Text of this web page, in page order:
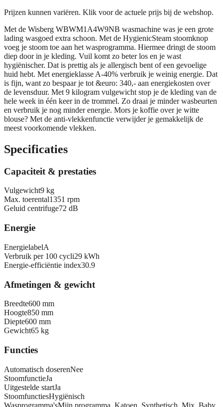
Prijzen kunnen variëren. Klik voor de actuele prijs bij de webshop.
Met de Wisberg WBWM1A4W9NB wasmachine was je een grote
lading wasgoed extra schoon. Met de HygienicSteam stoomknop
voeg je stoom toe aan het wasprogramma. Hiermee dringt de stoom
diep door in je kleding. Vuil komt zo beter los en je wast
hygiënischer. Dat is prettig als je allergisch bent of een gevoelige
huid hebt. Met energieklasse A-40% verbruik je weinig energie. Dat
is fijn, want zo bespaar je tot &euro: 340,- aan energiekosten over
de levensduur. Met 9 kilogram vulgewicht stop je de kleding van de
hele week in één keer in de trommel. Zo draai je minder wasbeurten
en verbruik je nog minder energie. Mors je koffie over je witte
blouse? Met de anti-vlekkenfunctie verwijder je gemakkelijk de
meest voorkomende vlekken.
Specificaties
Capaciteit & prestaties
Vulgewicht9 kg
Max. toerental1351 rpm
Geluid centrifuge72 dB
Energie
EnergielabelA
Verbruik per 100 cycli29 kWh
Energie-efficiëntie index30.9
Afmetingen & gewicht
Breedte600 mm
Hoogte850 mm
Diepte600 mm
Gewicht65 kg
Functies
Automatisch doserenNee
StoomfunctieJa
Uitgestelde startJa
StoomfunctiesHygiënisch
Wasprogramma'sMijn programma, Katoen, Synthetisch, Mix, Baby